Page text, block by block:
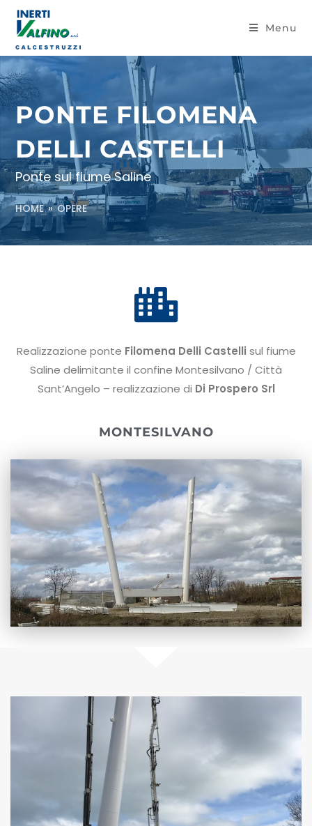
Menu
PONTE FILOMENA
DELLI CASTELLI
Ponte sul fiume Saline
HOME » OPERE
Realizzazione ponte Filomena Delli Castelli sul fiume
Saline delimitante il confine Montesilvano / Città
Sant’Angelo – realizzazione di Di Prospero Srl
MONTESILVANO